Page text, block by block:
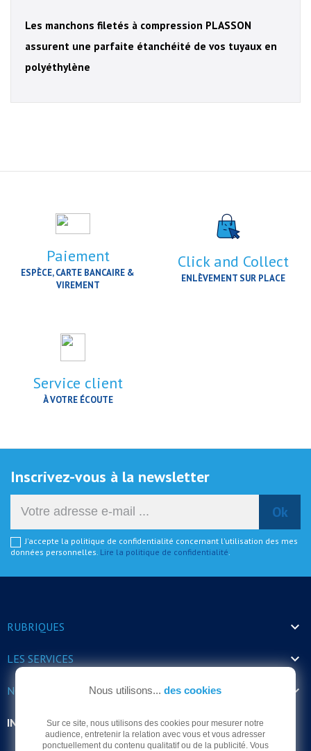
Les manchons filetés à compression PLASSON
assurent une parfaite étanchéité de vos tuyaux en
polyéthylène
Paiement
ESPÈCE, CARTE BANCAIRE &
VIREMENT
Click and Collect
ENLÈVEMENT SUR PLACE
Service client
À VOTRE ÉCOUTE
Inscrivez-vous à la newsletter
J'accepte la politique de confidentialité concernant l'utilisation des mes
données personnelles. Lire la politique de confidentialité
RUBRIQUES 
LES SERVICES 
NOS HORAIRES 
INFORMATIONS
Nous utilisons... des cookies
Sur ce site, nous utilisons des cookies pour mesurer notre
audience, entretenir la relation avec vous et vous adresser
ponctuellement du contenu qualitatif ou de la publicité. Vous